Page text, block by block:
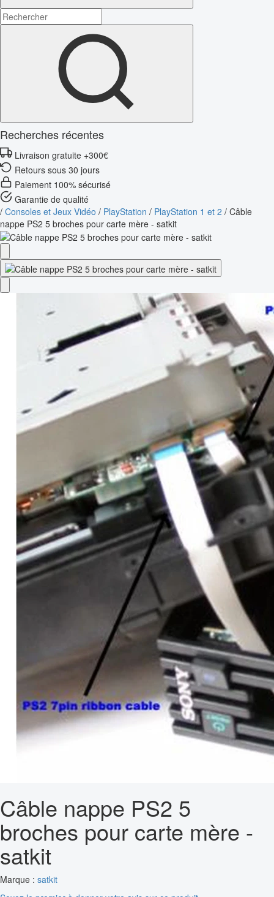
Recherches récentes
Livraison gratuite +300€
Retours sous 30 jours
Paiement 100% sécurisé
Garantie de qualité
/ Consoles et Jeux Vidéo / PlayStation / PlayStation 1 et 2 / Câble
nappe PS2 5 broches pour carte mère - satkit
Câble nappe PS2 5
broches pour carte mère -
satkit
Marque : satkit